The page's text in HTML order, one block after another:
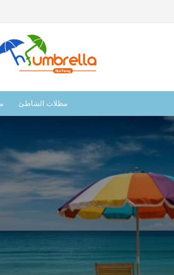
مظلات الشاطئ